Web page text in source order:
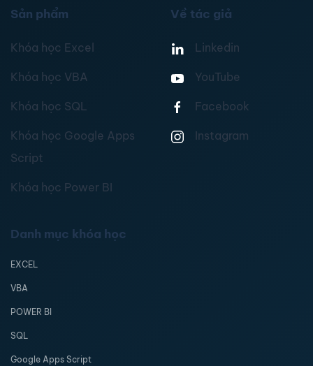
Sản phẩm
Khóa học Excel
Khóa học VBA
Khóa học SQL
Khóa học Google Apps
Script
Khóa học Power BI
Về tác giả
Linkedin
YouTube
Facebook
Instagram
Danh mục khóa học
EXCEL
VBA
POWER BI
SQL
Google Apps Script